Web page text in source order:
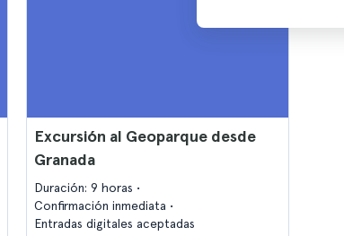
Excursión al Geoparque desde
Granada
Duración: 9 horas
Confirmación inmediata
Entradas digitales aceptadas